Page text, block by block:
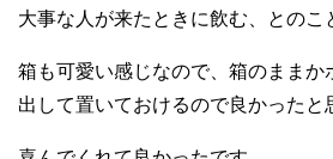
大事な人が来たときに飲む、とのこ
箱も可愛い感じなので、箱のままか
出して置いておけるので良かったと